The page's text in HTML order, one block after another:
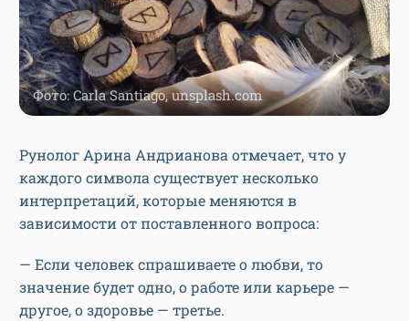
Фото: Carla Santiago, unsplash.com
Рунолог Арина Андрианова отмечает, что у
каждого символа существует несколько
интерпретаций, которые меняются в
зависимости от поставленного вопроса:
— Если человек спрашиваете о любви, то
значение будет одно, о работе или карьере —
другое, о здоровье — третье.